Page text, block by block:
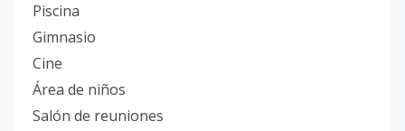
Piscina
Gimnasio
Cine
Área de niños
Salón de reuniones